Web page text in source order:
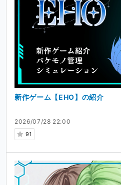
2026/07/28 22:00
91
新作ゲーム【EHO】の紹介